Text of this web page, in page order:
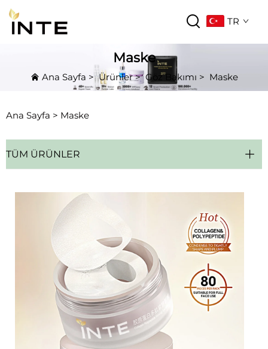
TR
Maske
Ana Sayfa >Ürünler>Göz Bakımı > Maske
Ana Sayfa > Maske
TÜM ÜRÜNLER